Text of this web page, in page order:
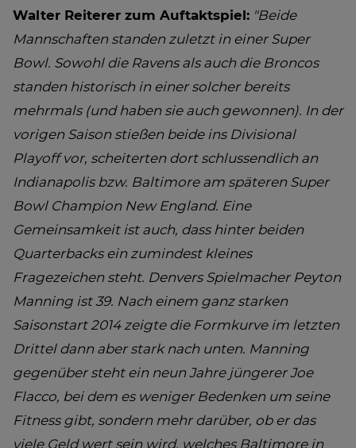
Walter Reiterer zum Auftaktspiel: "Beide
Mannschaften standen zuletzt in einer Super
Bowl. Sowohl die Ravens als auch die Broncos
standen historisch in einer solcher bereits
mehrmals (und haben sie auch gewonnen). In der
vorigen Saison stießen beide ins Divisional
Playoff vor, scheiterten dort schlussendlich an
Indianapolis bzw. Baltimore am späteren Super
Bowl Champion New England. Eine
Gemeinsamkeit ist auch, dass hinter beiden
Quarterbacks ein zumindest kleines
Fragezeichen steht. Denvers Spielmacher Peyton
Manning ist 39. Nach einem ganz starken
Saisonstart 2014 zeigte die Formkurve im letzten
Drittel dann aber stark nach unten. Manning
gegenüber steht ein neun Jahre jüngerer Joe
Flacco, bei dem es weniger Bedenken um seine
Fitness gibt, sondern mehr darüber, ob er das
viele Geld wert sein wird, welches Baltimore in